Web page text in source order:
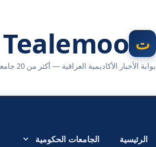
Tealemoo | تعليمو
بوابة الأخبار الأكاديمية العراقية — أكثر من 20 جامعة وكلية في مكان واحد
الرئيسية الجامعات الحكومية